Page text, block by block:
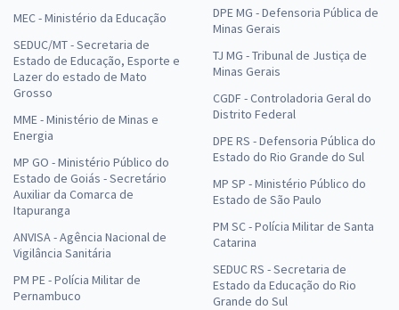
MEC - Ministério da Educação
SEDUC/MT - Secretaria de
Estado de Educação, Esporte e
Lazer do estado de Mato
Grosso
MME - Ministério de Minas e
Energia
MP GO - Ministério Público do
Estado de Goiás - Secretário
Auxiliar da Comarca de
Itapuranga
ANVISA - Agência Nacional de
Vigilância Sanitária
PM PE - Polícia Militar de
Pernambuco
DPE MG - Defensoria Pública de
Minas Gerais
TJ MG - Tribunal de Justiça de
Minas Gerais
CGDF - Controladoria Geral do
Distrito Federal
DPE RS - Defensoria Pública do
Estado do Rio Grande do Sul
MP SP - Ministério Público do
Estado de São Paulo
PM SC - Polícia Militar de Santa
Catarina
SEDUC RS - Secretaria de
Estado da Educação do Rio
Grande do Sul